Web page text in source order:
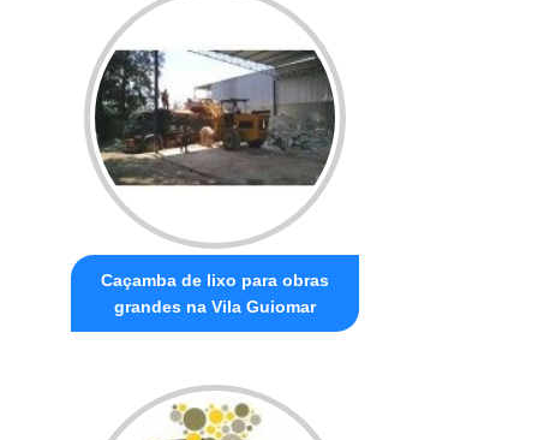
Caçamba de lixo para obras
grandes na Vila Guiomar